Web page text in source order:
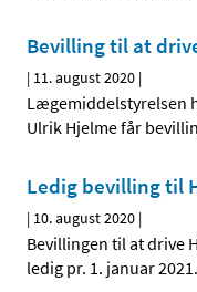
Bevilling til at
| 11. august 2020 |
Lægemiddelstyrelsen
Ulrik Hjelme får
Ledig bevilling til
| 10. august 2020 |
Bevillingen til at drive
ledig pr. 1. januar 2021.